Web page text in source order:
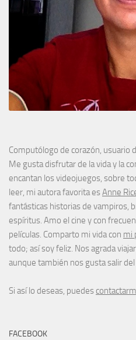
Computólogo de corazón, usuario
Me gusta disfrutar de la vida y la
encantan los videojuegos, sobre
leer, mi autora favorita esAnne
fantásticas historias de vampiros,
espíritus. Amo el cine y con
películas. Comparto mi vida con mi
todo; así soy feliz. Nos agrada
aunque también nos gusta salir
Si así lo deseas, puedes
FACEBOOK